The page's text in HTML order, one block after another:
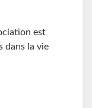
est
dans la vie